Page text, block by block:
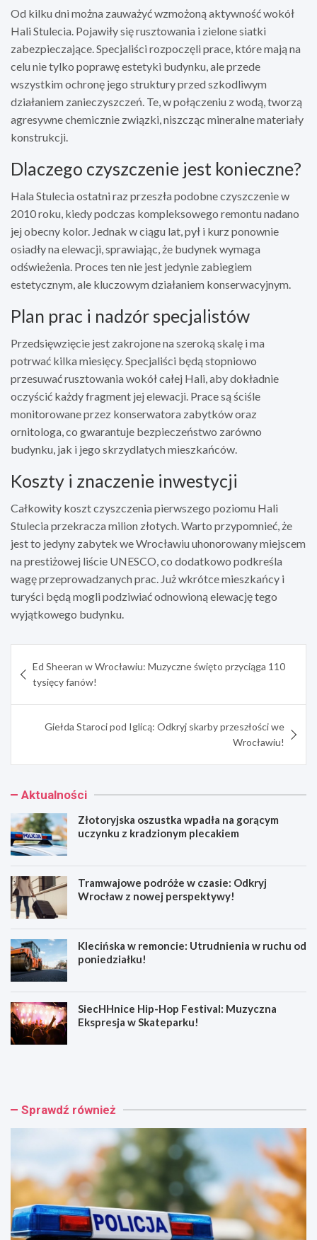
Od kilku dni można zauważyć wzmożoną aktywność wokół
Hali Stulecia. Pojawiły się rusztowania i zielone siatki
zabezpieczające. Specjaliści rozpoczęli prace, które mają na
celu nie tylko poprawę estetyki budynku, ale przede
wszystkim ochronę jego struktury przed szkodliwym
działaniem zanieczyszczeń. Te, w połączeniu z wodą, tworzą
agresywne chemicznie związki, niszcząc mineralne materiały
konstrukcji.
Dlaczego czyszczenie jest konieczne?
Hala Stulecia ostatni raz przeszła podobne czyszczenie w
2010 roku, kiedy podczas kompleksowego remontu nadano
jej obecny kolor. Jednak w ciągu lat, pył i kurz ponownie
osiadły na elewacji, sprawiając, że budynek wymaga
odświeżenia. Proces ten nie jest jedynie zabiegiem
estetycznym, ale kluczowym działaniem konserwacyjnym.
Plan prac i nadzór specjalistów
Przedsięwzięcie jest zakrojone na szeroką skalę i ma
potrwać kilka miesięcy. Specjaliści będą stopniowo
przesuwać rusztowania wokół całej Hali, aby dokładnie
oczyścić każdy fragment jej elewacji. Prace są ściśle
monitorowane przez konserwatora zabytków oraz
ornitologa, co gwarantuje bezpieczeństwo zarówno
budynku, jak i jego skrzydlatych mieszkańców.
Koszty i znaczenie inwestycji
Całkowity koszt czyszczenia pierwszego poziomu Hali
Stulecia przekracza milion złotych. Warto przypomnieć, że
jest to jedyny zabytek we Wrocławiu uhonorowany miejscem
na prestiżowej liście UNESCO, co dodatkowo podkreśla
wagę przeprowadzanych prac. Już wkrótce mieszkańcy i
turyści będą mogli podziwiać odnowioną elewację tego
wyjątkowego budynku.
wpisu
Ed Sheeran w Wrocławiu: Muzyczne święto przyciąga 110
tysięcy fanów!
Giełda Staroci pod Iglicą: Odkryj skarby przeszłości we
Wrocławiu!
Aktualności
Złotoryjska oszustka wpadła na gorącym
uczynku z kradzionym plecakiem
Tramwajowe podróże w czasie: Odkryj
Wrocław z nowej perspektywy!
Klecińska w remoncie: Utrudnienia w ruchu od
poniedziałku!
SiecHHnice Hip-Hop Festival: Muzyczna
Ekspresja w Skateparku!
Z
r
a
z
u
T
a
p
r
ó
Sprawdź również